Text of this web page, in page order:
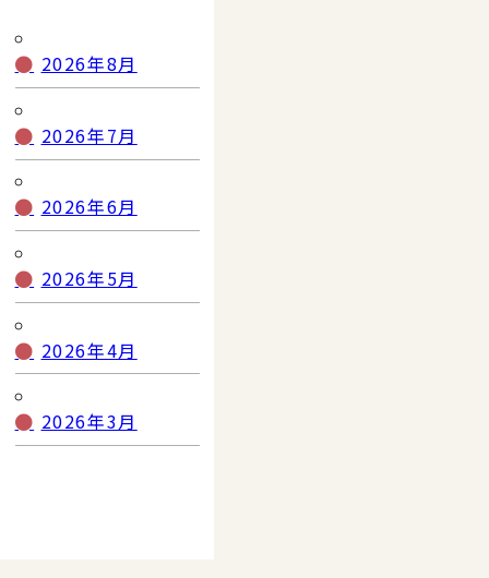
2026年8月
2026年7月
2026年6月
2026年5月
2026年4月
2026年3月